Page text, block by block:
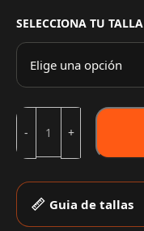
SELECCIONA TU TALLA
Guia de tallas